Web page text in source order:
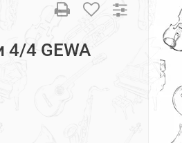
4/4 GEWA